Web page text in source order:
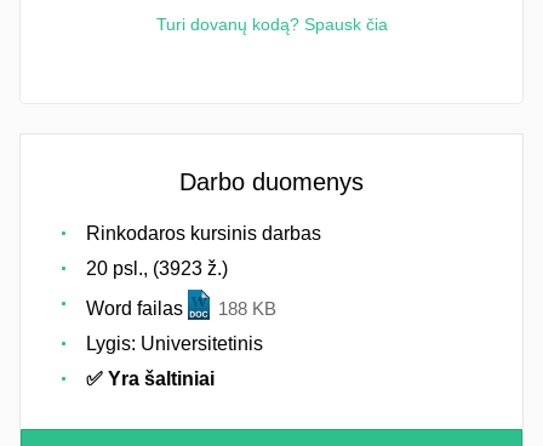
Turi dovanų kodą? Spausk čia
Darbo duomenys
Rinkodaros kursinis darbas
20 psl., (3923 ž.)
Word failas
188 KB
Lygis: Universitetinis
✅ Yra šaltiniai